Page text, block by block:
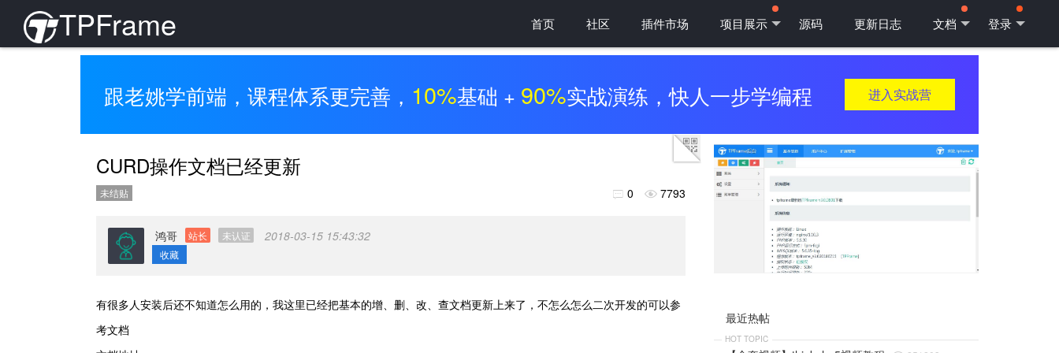
TPFrame 首页 社区 插件市场 项目展示 源码 更新日志 文档 登录
跟老姚学前端，课程体系更完善， 10%基础 + 90%实战演练，快人一步学编程 进入实战营
CURD操作文档已经更新
未结贴  0  7793
鸿哥 站长 未认证 2018-03-15 15:43:32
收藏
有很多人安装后还不知道怎么用的，我这里已经把基本的增、删、改、查文档更新上来了，不怎么怎么二次开发的可以参
考文档
最近热帖
HOT TOPIC